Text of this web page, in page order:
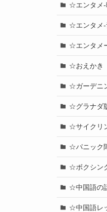
☆エンタメ-
☆エンタメ-
☆エンタメ
☆おえかき
☆ガーデニ
☆グラナダ
☆サイクリ
☆パニック
☆ボクシン
☆中国語の
☆中国語レ